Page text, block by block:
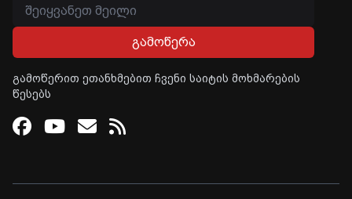
გამოწერა
გამოწერით ეთანხმებით ჩვენი საიტის მოხმარების
წესებს
Facebook
Youtube
Email
RSS